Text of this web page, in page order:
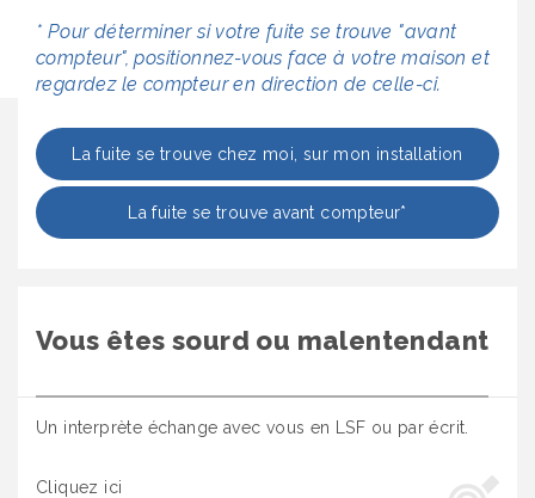
* Pour déterminer si votre fuite se trouve "avant
compteur", positionnez-vous face à votre maison et
regardez le compteur en direction de celle-ci.
La fuite se trouve chez moi, sur mon installation
La fuite se trouve avant compteur*
Vous êtes sourd ou malentendant
Un interprète échange avec vous en LSF ou par écrit.
Cliquez ici